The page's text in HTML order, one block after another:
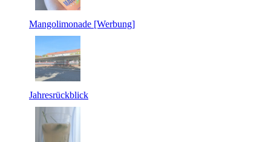
Mangolimonade [Werbung]
Jahresrückblick